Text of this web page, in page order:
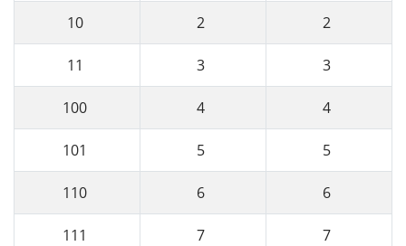
10 2 2
11 3 3
100 4 4
101 5 5
110 6 6
111 7 7